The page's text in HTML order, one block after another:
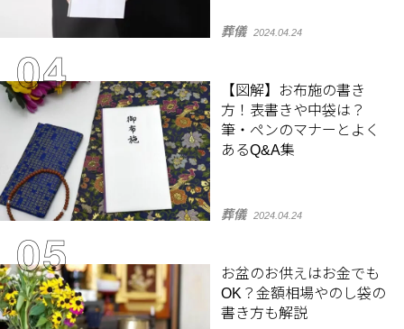
葬儀 2024.04.24
【図解】お布施の書き
方！表書きや中袋は？
筆・ペンのマナーとよく
あるQ&A集
葬儀 2024.04.24
お盆のお供えはお金でも
OK？金額相場やのし袋の
書き方も解説